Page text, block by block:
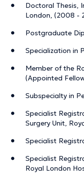
Doctoral Thesis,
London, (2008 -
Postgraduate
Specialization in
Member of the
(Appointed
Subspecialty in
Specialist
Surgery Unit,
Specialist
Specialist
Royal London